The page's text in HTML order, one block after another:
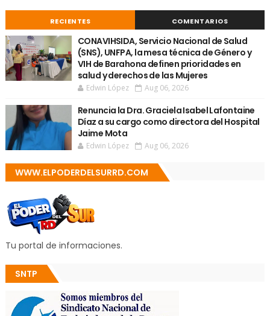
RECIENTES COMENTARIOS
CONAVIHSIDA, Servicio Nacional de Salud
(SNS), UNFPA, la mesa técnica de Género y
VIH de Barahona definen prioridades en
salud y derechos de las Mujeres
Edwin López Aug 06, 2026
Renuncia la Dra. Graciela Isabel Lafontaine
Díaz a su cargo como directora del Hospital
Jaime Mota
Edwin López Aug 06, 2026
WWW.ELPODERDELSURRD.COM
Tu portal de informaciones.
SNTP